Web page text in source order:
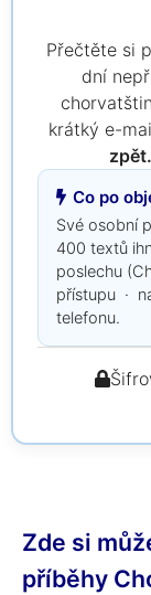
Přečtěte si
dní
krátký e-
zpět.
Co po
Své osobní
400 textů
poslechu
přístupu ·
telefonu.
Zde si
příběhy